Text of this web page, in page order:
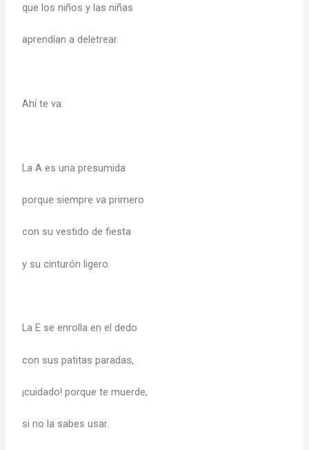
que los niños y las niñas
aprendían a deletrear.
Ahí te va:
La A es una presumida
porque siempre va primero
con su vestido de fiesta
y su cinturón ligero.
La E se enrolla en el dedo
con sus patitas paradas,
¡cuidado! porque te muerde,
si no la sabes usar.